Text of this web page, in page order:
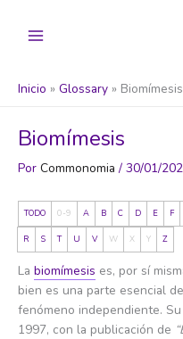
Inicio Glossary Biomímesis
Biomímesis
Por Commonomia / 30/01/
TODO 0-9 A B C D E F
R S T U V W X Y Z
La biomímesis es, por sí
bien es una parte esencial
fenómeno independiente.
1997, con la publicación de